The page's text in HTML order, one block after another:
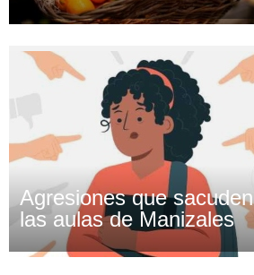
Agresiones que sacuden
las aulas de Manizales